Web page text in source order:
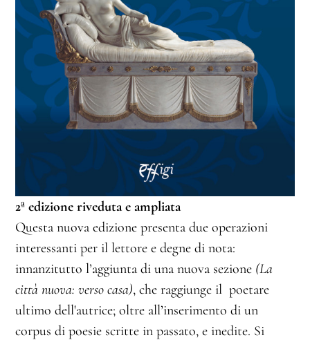
2ª edizione riveduta e ampliata
Questa nuova edizione presenta due operazioni
interessanti per il lettore e degne di nota:
innanzitutto l’aggiunta di una nuova sezione (La
città nuova: verso casa), che raggiunge il poetare
ultimo dell'autrice; oltre all’inserimento di un
corpus di poesie scritte in passato, e inedite. Si